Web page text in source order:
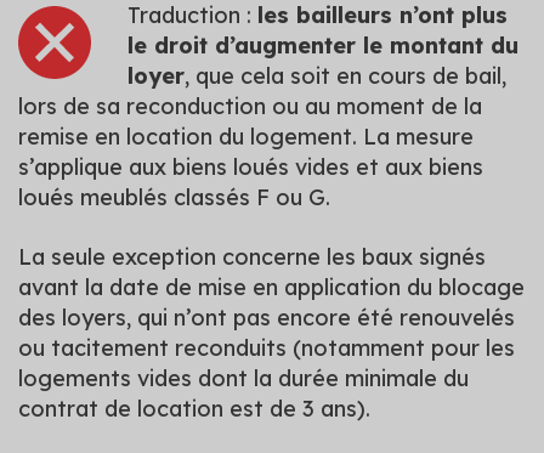
Traduction : les bailleurs n’ont plus
le droit d’augmenter le montant du
loyer, que cela soit en cours de bail,
lors de sa reconduction ou au moment de la
remise en location du logement. La mesure
s’applique aux biens loués vides et aux biens
loués meublés classés F ou G.
La seule exception concerne les baux signés
avant la date de mise en application du blocage
des loyers, qui n’ont pas encore été renouvelés
ou tacitement reconduits (notamment pour les
logements vides dont la durée minimale du
contrat de location est de 3 ans).